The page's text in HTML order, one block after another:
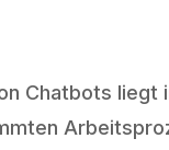
Chatbots liegt